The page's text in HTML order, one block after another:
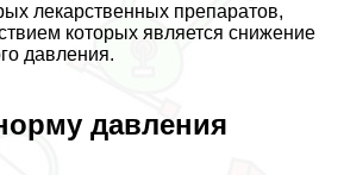
лекарственных препаратов,
которых является снижение
давления.
давления